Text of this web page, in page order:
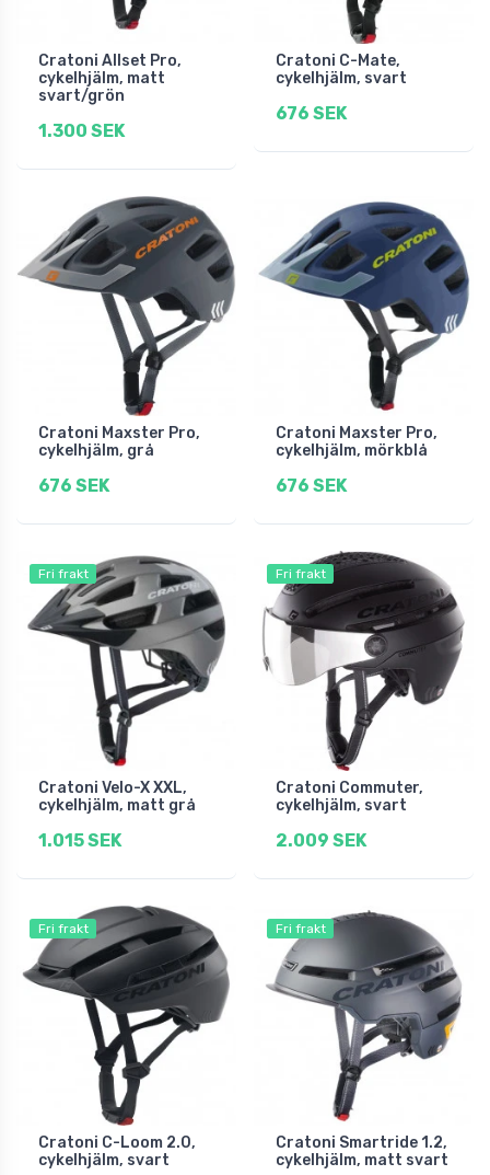
Cratoni Allset Pro,
cykelhjälm, matt
svart/grön
1.300 SEK
Cratoni C-Mate,
cykelhjälm, svart
676 SEK
Cratoni Maxster Pro,
cykelhjälm, grå
676 SEK
Cratoni Maxster Pro,
cykelhjälm, mörkblå
676 SEK
Fri frakt
Cratoni Velo-X XXL,
cykelhjälm, matt grå
1.015 SEK
Fri frakt
Cratoni Commuter,
cykelhjälm, svart
2.009 SEK
Fri frakt
Cratoni C-Loom 2.0,
cykelhjälm, svart
Fri frakt
Cratoni Smartride 1.2,
cykelhjälm, matt svart